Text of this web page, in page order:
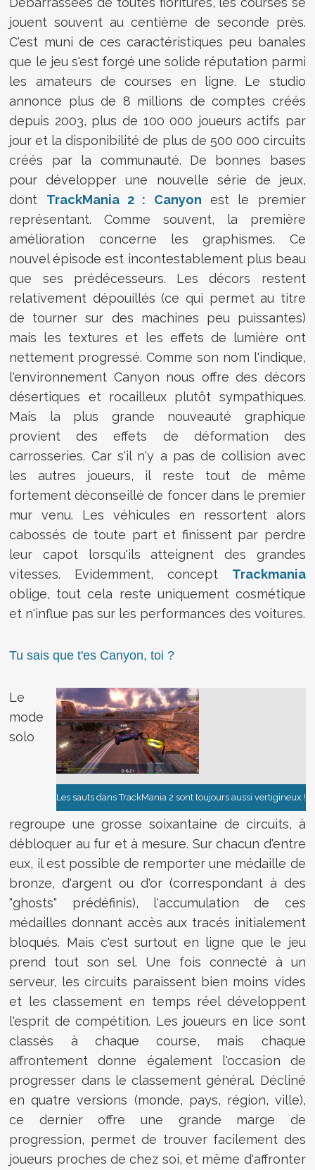
jouent souvent au centième de seconde près.
C'est muni de ces caractéristiques peu banales
que le jeu s'est forgé une solide réputation parmi
les amateurs de courses en ligne. Le studio
annonce plus de 8 millions de comptes créés
depuis 2003, plus de 100 000 joueurs actifs par
jour et la disponibilité de plus de 500 000 circuits
créés par la communauté. De bonnes bases
pour développer une nouvelle série de jeux,
dont TrackMania 2 : Canyon est le premier
représentant. Comme souvent, la première
amélioration concerne les graphismes. Ce
nouvel épisode est incontestablement plus beau
que ses prédécesseurs. Les décors restent
relativement dépouillés (ce qui permet au titre
de tourner sur des machines peu puissantes)
mais les textures et les effets de lumière ont
nettement progressé. Comme son nom l'indique,
l'environnement Canyon nous offre des décors
désertiques et rocailleux plutôt sympathiques.
Mais la plus grande nouveauté graphique
provient des effets de déformation des
carrosseries. Car s'il n'y a pas de collision avec
les autres joueurs, il reste tout de même
fortement déconseillé de foncer dans le premier
mur venu. Les véhicules en ressortent alors
cabossés de toute part et finissent par perdre
leur capot lorsqu'ils atteignent des grandes
vitesses. Evidemment, concept Trackmania
oblige, tout cela reste uniquement cosmétique
et n'influe pas sur les performances des voitures.
Tu sais que t'es Canyon, toi ?
Les sauts dans TrackMania 2 sont toujours aussi vertigineux !
Le
mode
solo
regroupe une grosse soixantaine de circuits, à
débloquer au fur et à mesure. Sur chacun d'entre
eux, il est possible de remporter une médaille de
bronze, d'argent ou d'or (correspondant à des
"ghosts" prédéfinis), l'accumulation de ces
médailles donnant accès aux tracés initialement
bloqués. Mais c'est surtout en ligne que le jeu
prend tout son sel. Une fois connecté à un
serveur, les circuits paraissent bien moins vides
et les classement en temps réel développent
l'esprit de compétition. Les joueurs en lice sont
classés à chaque course, mais chaque
affrontement donne également l'occasion de
progresser dans le classement général. Décliné
en quatre versions (monde, pays, région, ville),
ce dernier offre une grande marge de
progression, permet de trouver facilement des
joueurs proches de chez soi, et même d'affronter